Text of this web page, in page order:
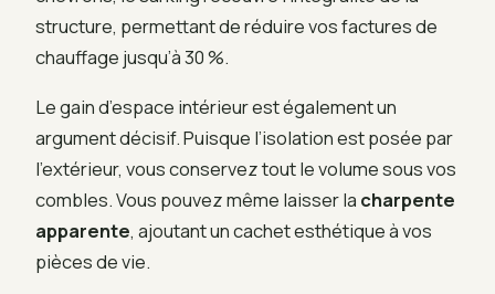
structure, permettant de réduire vos factures de
chauffage jusqu’à 30 %.
Le gain d’espace intérieur est également un
argument décisif. Puisque l’isolation est posée par
l’extérieur, vous conservez tout le volume sous vos
combles. Vous pouvez même laisser la charpente
apparente, ajoutant un cachet esthétique à vos
pièces de vie.